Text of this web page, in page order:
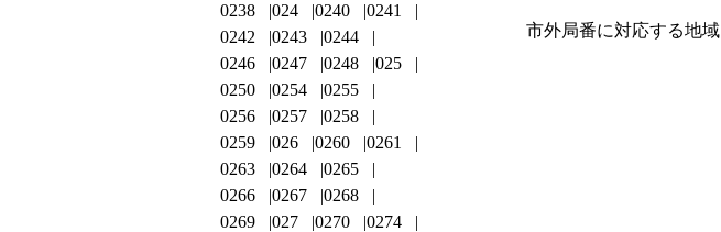
市外局番に対応する地域
0238
024 0240
0241
0242
0243
0244
0246
0247 0248
025
0250
0254
0255
0256
0257
0258
0259
026 0260
0261
0263
0264
0265
0266
0267
0268
0269
027 0270
0274